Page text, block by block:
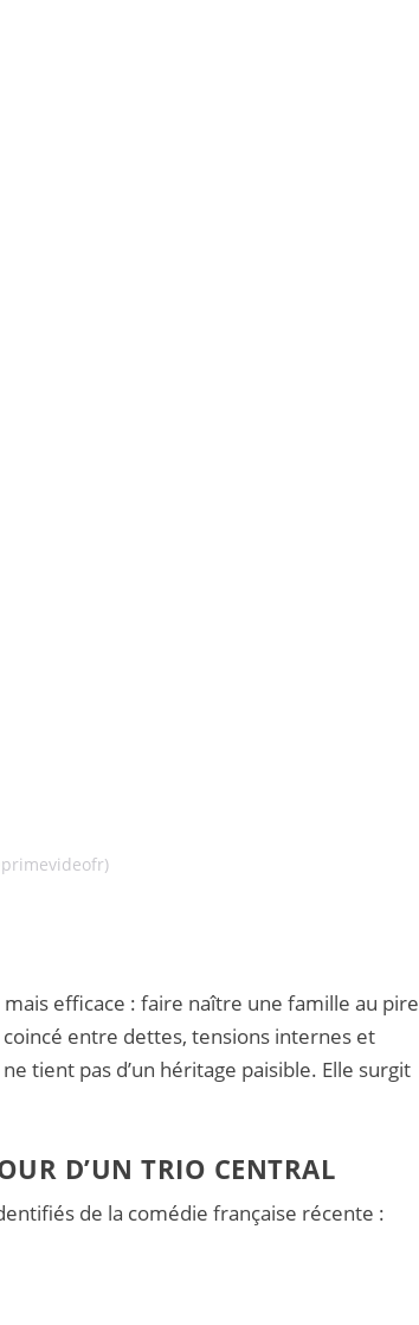
efficace : faire naître une famille au pire
entre dettes, tensions internes et
tient pas d’un héritage paisible. Elle surgit
D’UN TRIO CENTRAL
de la comédie française récente :